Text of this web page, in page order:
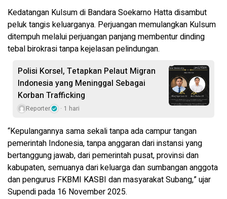
Kedatangan Kulsum di Bandara Soekarno Hatta disambut
peluk tangis keluarganya. Perjuangan memulangkan Kulsum
ditempuh melalui perjuangan panjang membentur dinding
tebal birokrasi tanpa kejelasan pelindungan.
Polisi Korsel, Tetapkan Pelaut Migran
Indonesia yang Meninggal Sebagai
Korban Trafficking
Reporter 1 hari
“Kepulangannya sama sekali tanpa ada campur tangan
pemerintah Indonesia, tanpa anggaran dari instansi yang
bertanggung jawab, dari pemerintah pusat, provinsi dan
kabupaten, semuanya dari keluarga dan sumbangan anggota
dan pengurus FKBMI KASBI dan masyarakat Subang,” ujar
Supendi pada 16 November 2025.